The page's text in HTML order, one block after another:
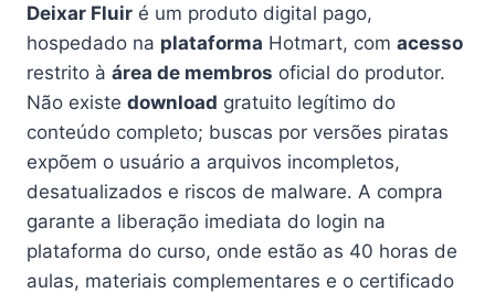
Deixar Fluir é um produto digital pago,
hospedado na plataforma Hotmart, com acesso
restrito à área de membros oficial do produtor.
Não existe download gratuito legítimo do
conteúdo completo; buscas por versões piratas
expõem o usuário a arquivos incompletos,
desatualizados e riscos de malware. A compra
garante a liberação imediata do login na
plataforma do curso, onde estão as 40 horas de
aulas, materiais complementares e o certificado